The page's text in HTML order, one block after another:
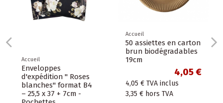
Accueil
Enveloppes
d'expédition " Roses
blanches" format B4
– 25,5 x 37 + 7cm -
Accueil
50 assiettes en carton
brun biodégradables
19cm
4,05 €
4,05 € TVA inclus
3,35 € hors TVA